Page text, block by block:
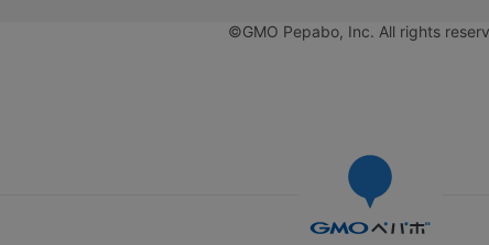
©GMO Pepabo, Inc. All rights